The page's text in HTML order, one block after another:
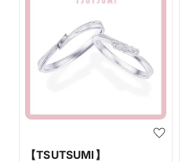
【TSUTSUMI】